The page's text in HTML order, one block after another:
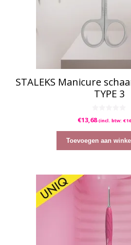
STALEKS Manicure
TYPE 3
0
v
5
€13,68 (incl. btw: €
Toevoegen aan